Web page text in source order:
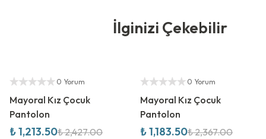
İlginizi Çekebilir
Yetkili Satıcı
0 Yorum
Mayoral Kız Çocuk
Pantolon
₺ 1,213.50₺ 2,427.00
Yetkili Satıcı
0 Yorum
Mayoral Kız Çocuk
Pantolon
₺ 1,183.50₺ 2,367.00